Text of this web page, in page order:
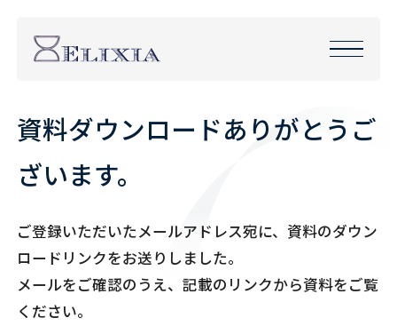
資料ダウンロードありがとうご
ざいます。
ご登録いただいたメールアドレス宛に、資料のダウン
ロードリンクをお送りしました。
メールをご確認のうえ、記載のリンクから資料をご覧
ください。